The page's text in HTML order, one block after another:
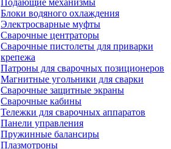
Подающие механизмы
Блоки водяного охлаждения
Электросварные муфты
Сварочные центраторы
Сварочные пистолеты для приварки
крепежа
Патроны для сварочных позиционеров
Магнитные угольники для сварки
Сварочные защитные экраны
Сварочные кабины
Тележки для сварочных аппаратов
Панели управления
Пружинные балансиры
Плазмотроны